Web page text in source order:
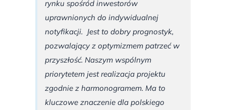
rynku spośród inwestorów
uprawnionych do indywidualnej
notyfikacji. Jest to dobry prognostyk,
pozwalający z optymizmem patrzeć w
przyszłość. Naszym wspólnym
priorytetem jest realizacja projektu
zgodnie z harmonogramem. Ma to
kluczowe znaczenie dla polskiego